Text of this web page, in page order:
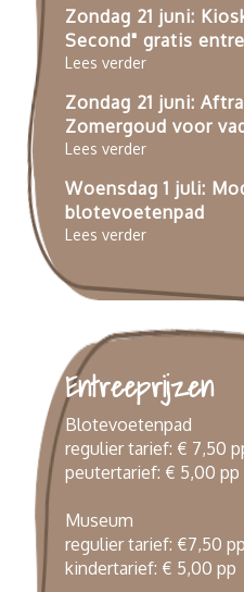
Zondag 21 juni:
Second" gratis
Lees verder
Zondag 21 juni:
Zomergoud voor
Lees verder
Woensdag 1 juli:
blotevoetenpad
Lees verder
Entreeprijzen
Blotevoetenpad
regulier tarief: € 7,50
peutertarief: € 5,00 pp
Museum
regulier tarief: €7,50 pp
kindertarief: € 5,00 pp